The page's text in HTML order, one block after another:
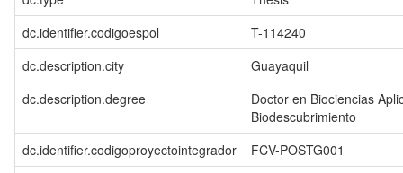
dc.identifier.codigoespol
T-114240
dc.description.city
Guayaquil
dc.description.degree
Doctor en Biociencias
Biodescubrimiento
dc.identifier.codigoproyectointegrador
FCV-POSTG001